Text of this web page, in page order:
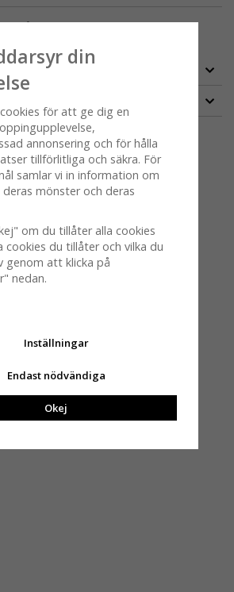
på metervara, grön, 150 cm
din
för att ge dig en
annonsering och för hålla
tillförlitliga och säkra. För
samlar vi in information om
deras mönster och deras
om du tillåter alla cookies
cookies du tillåter och vilka du
genom att klicka på
nedan.
Inställningar
Endast nödvändiga
Okej